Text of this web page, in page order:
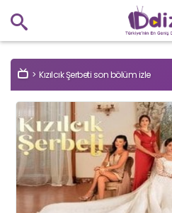
Kızılcık Şerbeti son bölüm izle